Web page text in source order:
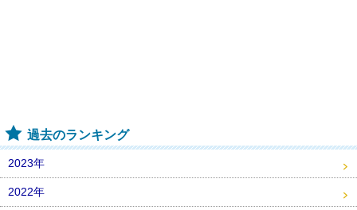
過去のランキング
2023年
2022年